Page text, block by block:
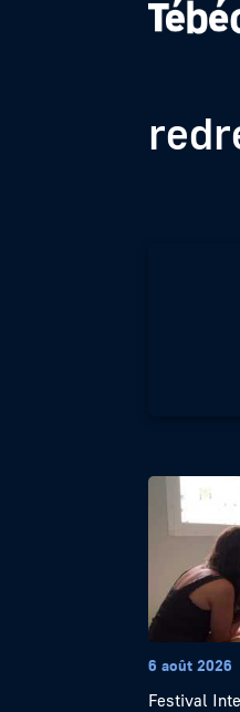
6 août 2026
Festival